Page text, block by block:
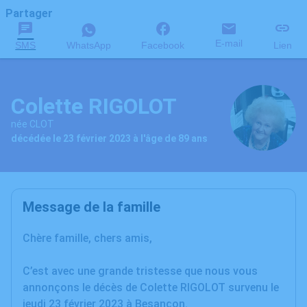
Partager
SMS WhatsApp Facebook E-mail Lien
Colette RIGOLOT
née CLOT
décédée le 23 février 2023 à l'âge de 89 ans
Message de la famille
Chère famille, chers amis,
C’est avec une grande tristesse que nous vous
annonçons le décès de Colette RIGOLOT survenu le
jeudi 23 février 2023 à Besançon.